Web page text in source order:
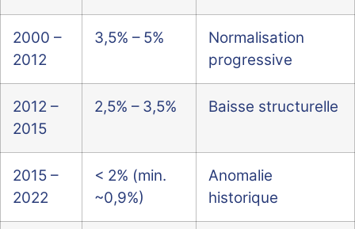
2000 –
2012
3,5% – 5%
Normalisation
progressive
2012 –
2015
2,5% – 3,5% Baisse structurelle
2015 –
2022
< 2% (min.
~0,9%)
Anomalie
historique